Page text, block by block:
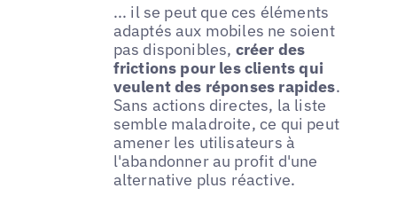
... il se peut que ces éléments
adaptés aux mobiles ne soient
pas disponibles, créer des
frictions pour les clients qui
veulent des réponses rapides.
Sans actions directes, la liste
semble maladroite, ce qui peut
amener les utilisateurs à
l'abandonner au profit d'une
alternative plus réactive.